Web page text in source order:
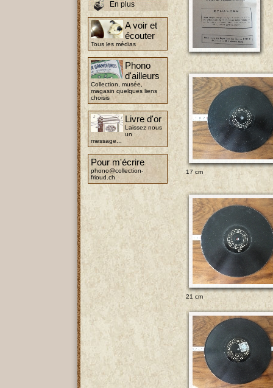
En plus
A voir et
écouter
Tous les médias
Phono
d'ailleurs
Collection, musée,
magasin quelques liens
choisis
Livre d'or
Laissez nous
un
message...
Pour m'écrire
phono@collection-
frioud.ch
17 cm
21 cm